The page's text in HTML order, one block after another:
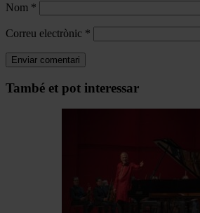
Nom *
Correu electrònic *
Navegar
També et pot interessar